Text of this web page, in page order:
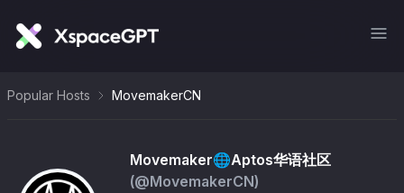
Popular Hosts MovemakerCN
Movemaker🌐Aptos华语社区
(@MovemakerCN)